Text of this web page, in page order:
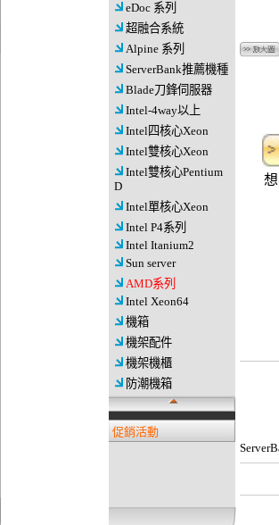
eDoc 系列
超融合系統
Alpine 系列
ServerBank推薦機種
Blade刀鋒伺服器
Intel-4way以上
Intel四核心Xeon
Intel雙核心Xeon
Intel雙核心Pentium
D
Intel單核心Xeon
Intel P4系列
Intel Itanium2
Sun server
AMD系列
Intel Xeon64
機箱
機架配件
機架機櫃
防潮機箱
促銷活動